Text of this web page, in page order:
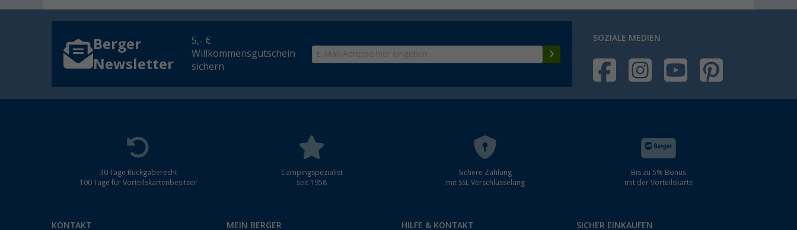
Berger
Newsletter
5,- €
Willkommensgutschein
sichern
SOZIALE MEDIEN
30 Tage Rückgaberecht
100 Tage für Vorteilskartenbesitzer
Campingspezialist
seit 1958
Sichere Zahlung
mit SSL Verschlüsselung
Bis zu 5% Bonus
mit der Vorteilskarte
KONTAKT MEIN BERGER HILFE & KONTAKT SICHER EINKAUFEN